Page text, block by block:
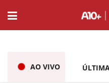
AO VIVO